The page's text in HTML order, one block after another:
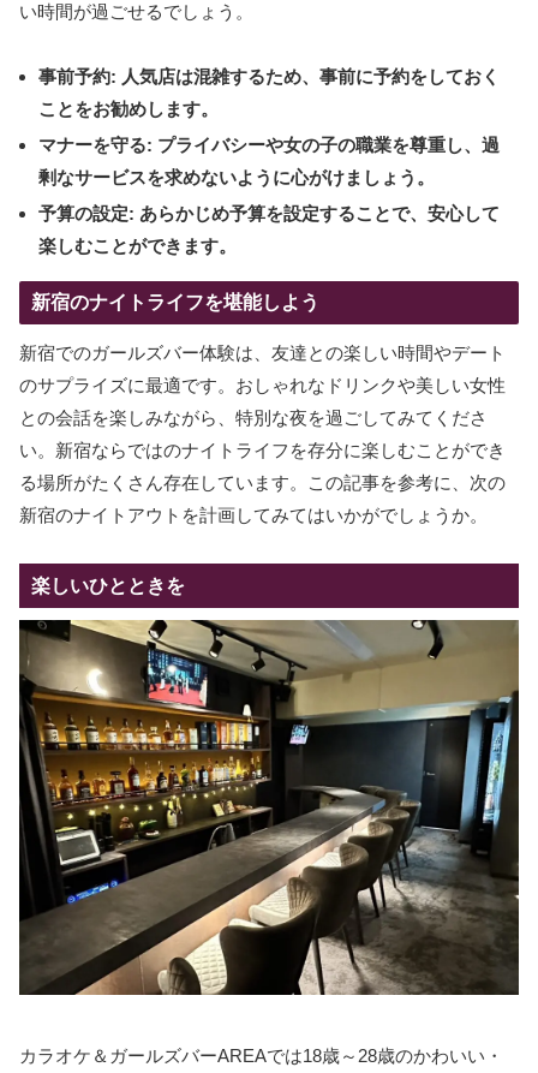
い時間が過ごせるでしょう。
事前予約: 人気店は混雑するため、事前に予約をしておく
ことをお勧めします。
マナーを守る: プライバシーや女の子の職業を尊重し、過
剰なサービスを求めないように心がけましょう。
予算の設定: あらかじめ予算を設定することで、安心して
楽しむことができます。
新宿のナイトライフを堪能しよう
新宿でのガールズバー体験は、友達との楽しい時間やデート
のサプライズに最適です。おしゃれなドリンクや美しい女性
との会話を楽しみながら、特別な夜を過ごしてみてくださ
い。新宿ならではのナイトライフを存分に楽しむことができ
る場所がたくさん存在しています。この記事を参考に、次の
新宿のナイトアウトを計画してみてはいかがでしょうか。
楽しいひとときを
カラオケ＆ガールズバーAREAでは18歳～28歳のかわいい・